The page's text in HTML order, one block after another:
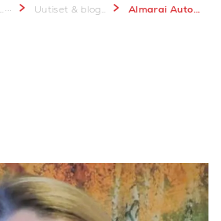
... Uutiset & bloggaukset Almarai Automotore con prestazioni da record